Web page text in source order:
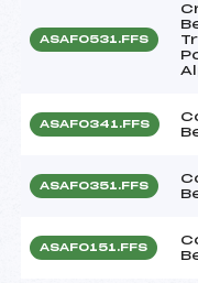
ASAF0531.FFS
ASAF0341.FFS
ASAF0351.FFS
ASAF0151.FFS